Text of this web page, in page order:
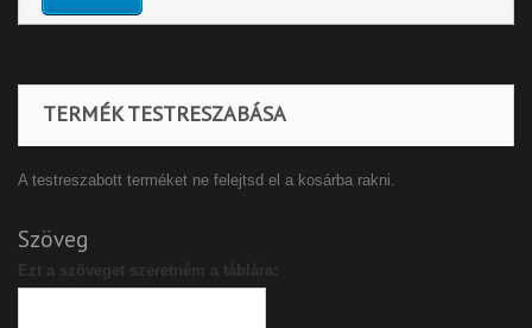
TERMÉK TESTRESZABÁSA
A testreszabott terméket ne felejtsd el a kosárba rakni.
Szöveg
Ezt a szöveget szeretném a táblára: